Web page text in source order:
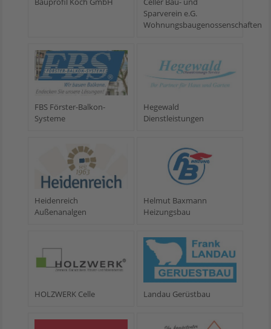
Sparverein e.G.
Wohnungsbaugenossenschaften
FBS Förster-Balkon-
Systeme
Hegewald
Dienstleistungen
Heidenreich
Außenanalgen
Helmut Baxmann
Heizungsbau
HOLZWERK Celle Landau Gerüstbau